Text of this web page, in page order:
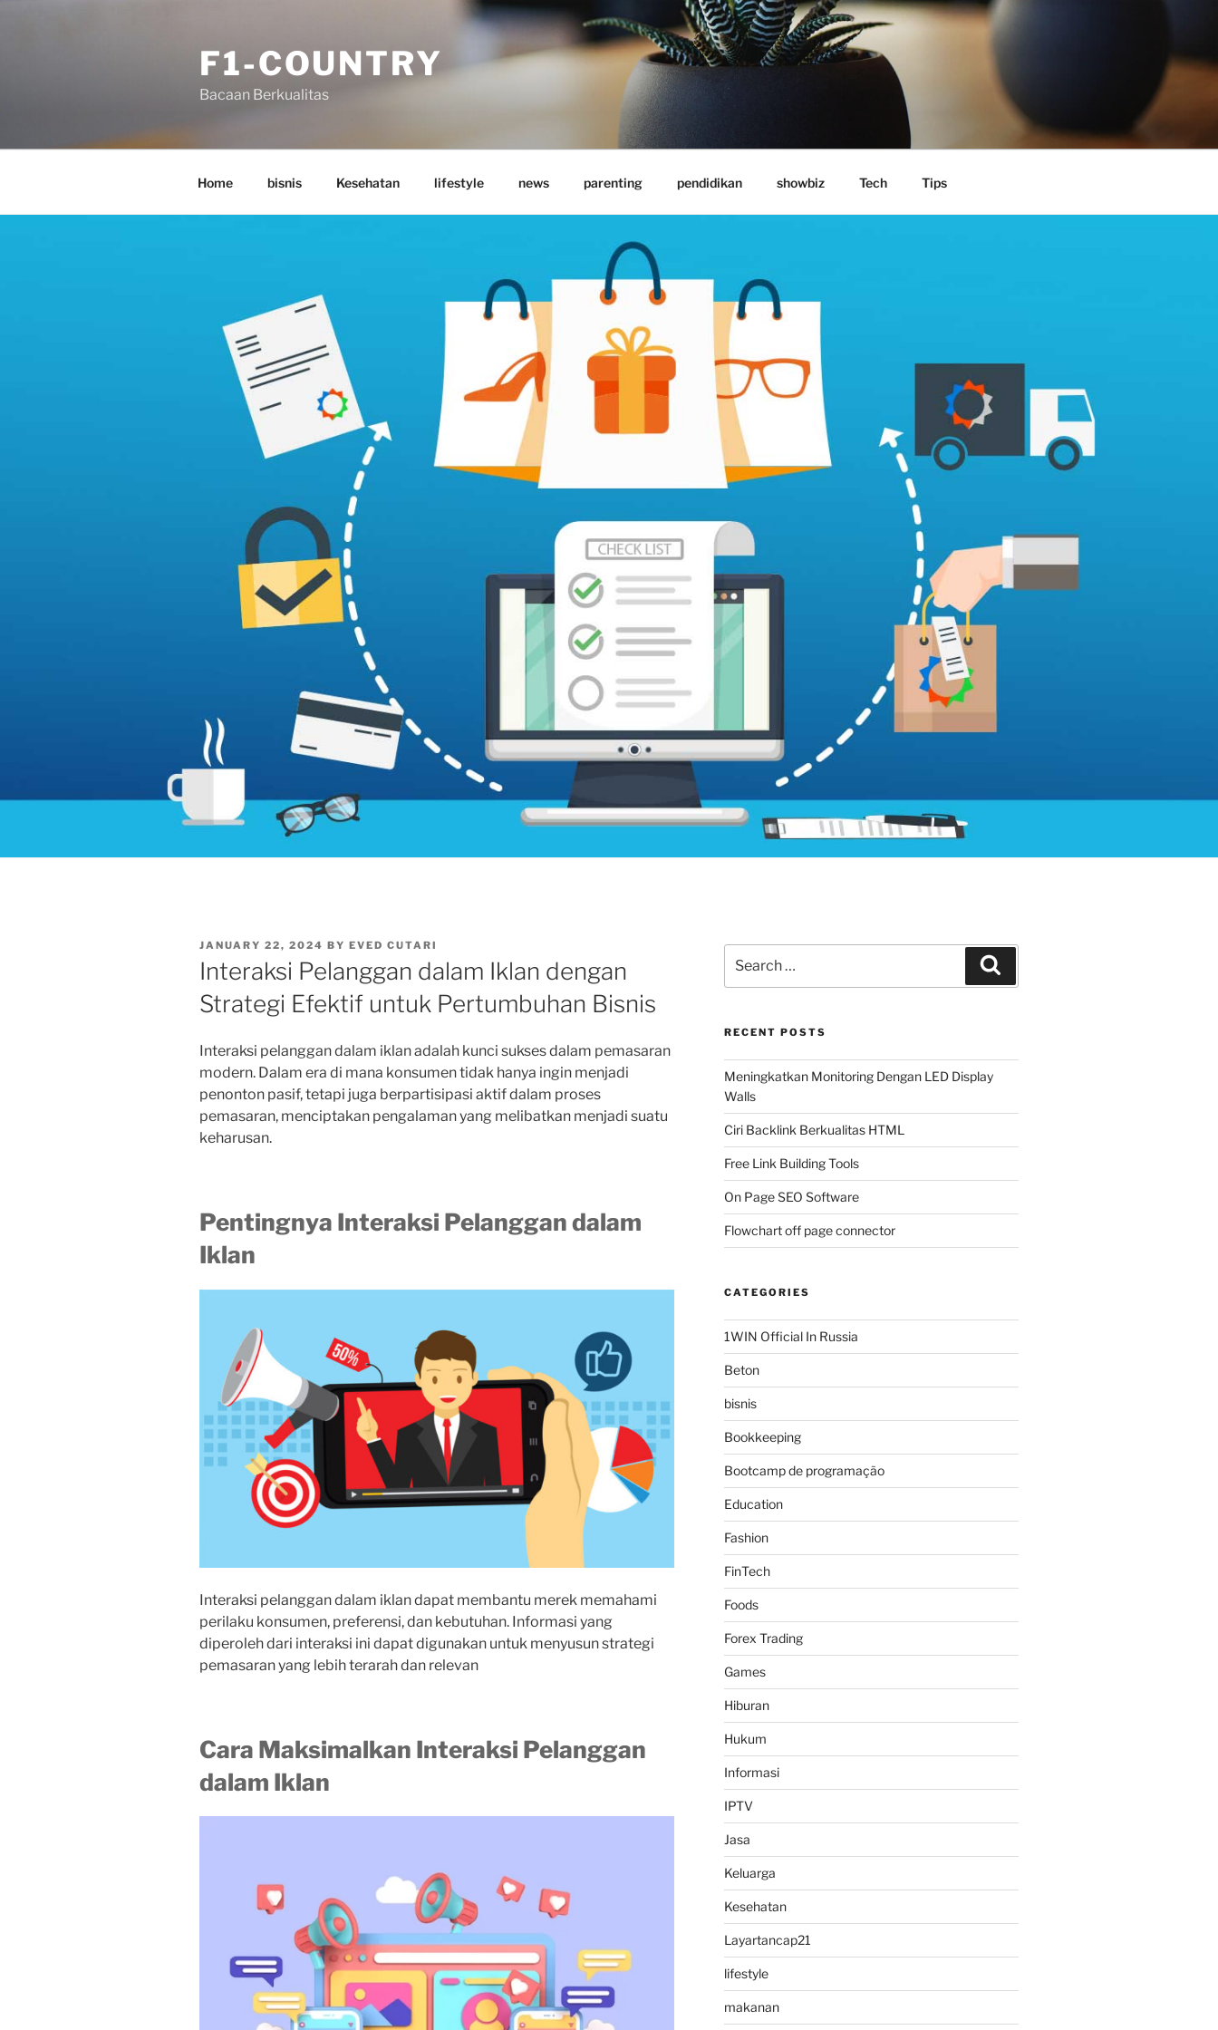
F1-COUNTRY
Bacaan Berkualitas
Home bisnis Kesehatan lifestyle news parenting pendidikan showbiz Tech Tips
POSTED
ON
JANUARY 22, 2024 BY EVED CUTARI
Interaksi Pelanggan dalam Iklan dengan
Strategi Efektif untuk Pertumbuhan Bisnis
Interaksi pelanggan dalam iklan adalah kunci sukses dalam pemasaran
modern. Dalam era di mana konsumen tidak hanya ingin menjadi
penonton pasif, tetapi juga berpartisipasi aktif dalam proses
pemasaran, menciptakan pengalaman yang melibatkan menjadi suatu
keharusan.
Pentingnya Interaksi Pelanggan dalam
Iklan
Interaksi pelanggan dalam iklan dapat membantu merek memahami
perilaku konsumen, preferensi, dan kebutuhan. Informasi yang
diperoleh dari interaksi ini dapat digunakan untuk menyusun strategi
pemasaran yang lebih terarah dan relevan
Cara Maksimalkan Interaksi Pelanggan
dalam Iklan
for:
RECENT POSTS
Meningkatkan Monitoring Dengan LED Display
Walls
Ciri Backlink Berkualitas HTML
Free Link Building Tools
On Page SEO Software
Flowchart off page connector
CATEGORIES
1WIN Official In Russia
Beton
bisnis
Bookkeeping
Bootcamp de programação
Education
Fashion
FinTech
Foods
Forex Trading
Games
Hiburan
Hukum
Informasi
IPTV
Jasa
Keluarga
Kesehatan
Layartancap21
lifestyle
makanan